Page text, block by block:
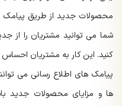
محصولات جدید از طریق پیامک
شما می توانید مشتریان را
کنید. این کار به مشتریان
پیامک های اطلاع رسانی می
ها و مزایای محصولات جدید